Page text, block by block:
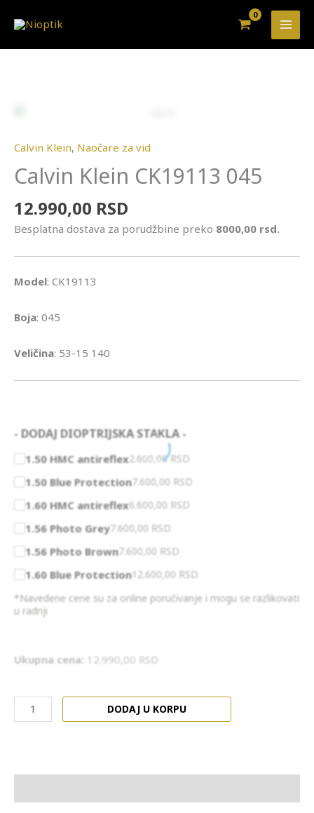
Calvin Klein, Naočare za vid
Calvin Klein CK19113 045
12.990,00 RSD
Besplatna dostava za porudžbine preko 8000,00 rsd.
Model: CK19113
Boja: 045
Veličina: 53-15 140
- DODAJ DIOPTRIJSKA STAKLA -
1.50 HMC antireflex2.600,00RSD
1.50 Blue Protection7.600,00 RSD
1.60 HMC antireflex6.600,00 RSD
1.56 Photo Grey7.600,00 RSD
1.56 Photo Brown7.600,00 RSD
1.60 Blue Protection12.600,00 RSD
*Navedene cene su za online poručivanje i mogu se razlikovati
u radnji
Ukupna cena: 12.990,00 RSD
Klein
045
količina
DODAJ U KORPU